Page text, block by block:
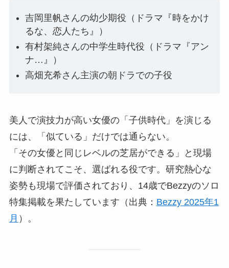
吉岡里帆さんの幼少期役（ドラマ『時をかけ
るな、恋人たち』）
有村架純さんの中学生時代役（ドラマ『アン
ナ…』）
高畑充希さん主演の朝ドラでの子役
美人で演技力が高い女優の「子供時代」を演じる
には、「似ている」だけでは通らない。
「その女優と同じレベルの芝居ができる」と現場
に判断されてこそ、選ばれる役です。研究熱心な
姿勢も現場で評価されており、14歳でBezzyのソロ
特集掲載を果たしています（出典： Bezzy 2025年1
月 ）。